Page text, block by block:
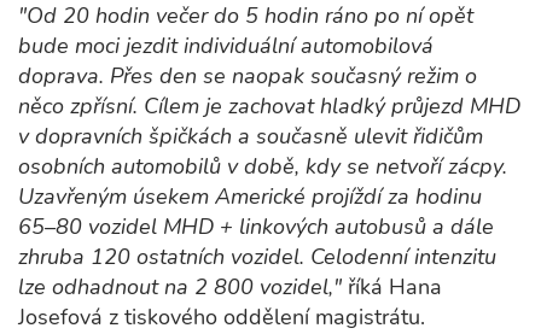
"Od 20 hodin večer do 5 hodin ráno po ní opět
bude moci jezdit individuální automobilová
doprava. Přes den se naopak současný režim o
něco zpřísní. Cílem je zachovat hladký průjezd MHD
v dopravních špičkách a současně ulevit řidičům
osobních automobilů v době, kdy se netvoří zácpy.
Uzavřeným úsekem Americké projíždí za hodinu
65–80 vozidel MHD + linkových autobusů a dále
zhruba 120 ostatních vozidel. Celodenní intenzitu
lze odhadnout na 2 800 vozidel," říká Hana
Josefová z tiskového oddělení magistrátu.